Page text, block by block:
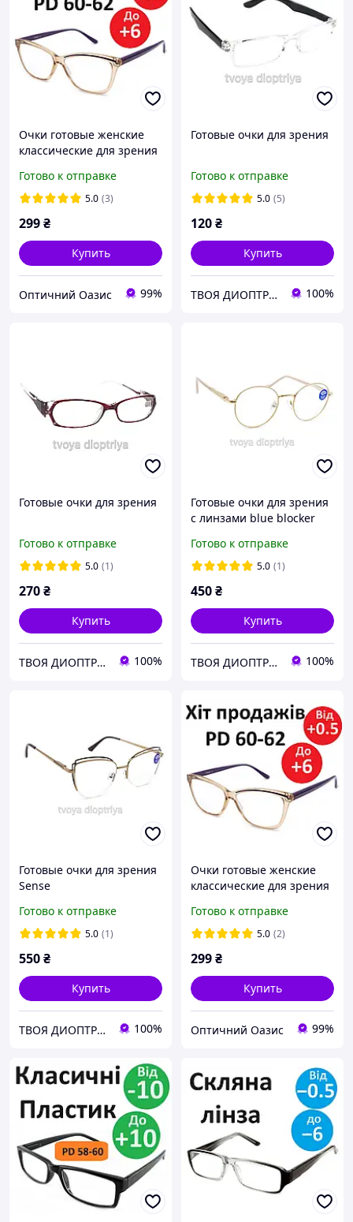
Очки готовые женские
классические для зрения
линзой уменьшенный PD
60-62 очки по рецепту
Готово к отправке
5.0 (3)
299₴
Купить
Оптичний Оазис 99%
Готовые очки для зрения
Готово к отправке
5.0 (5)
120₴
Купить
ТВОЯ ДИОПТРИЯ 100%
Готовые очки для зрения
Готово к отправке
5.0 (1)
270₴
Купить
ТВОЯ ДИОПТРИЯ 100%
Готовые очки для зрения
с линзами blue blocker
Готово к отправке
5.0 (1)
450₴
Купить
ТВОЯ ДИОПТРИЯ 100%
Готовые очки для зрения
Sense
Готово к отправке
5.0 (1)
550₴
Купить
ТВОЯ ДИОПТРИЯ 100%
Очки готовые женские
классические для зрения
линзой PD 60-64 очки по
рецепту
Готово к отправке
5.0 (2)
299₴
Купить
Оптичний Оазис 99%